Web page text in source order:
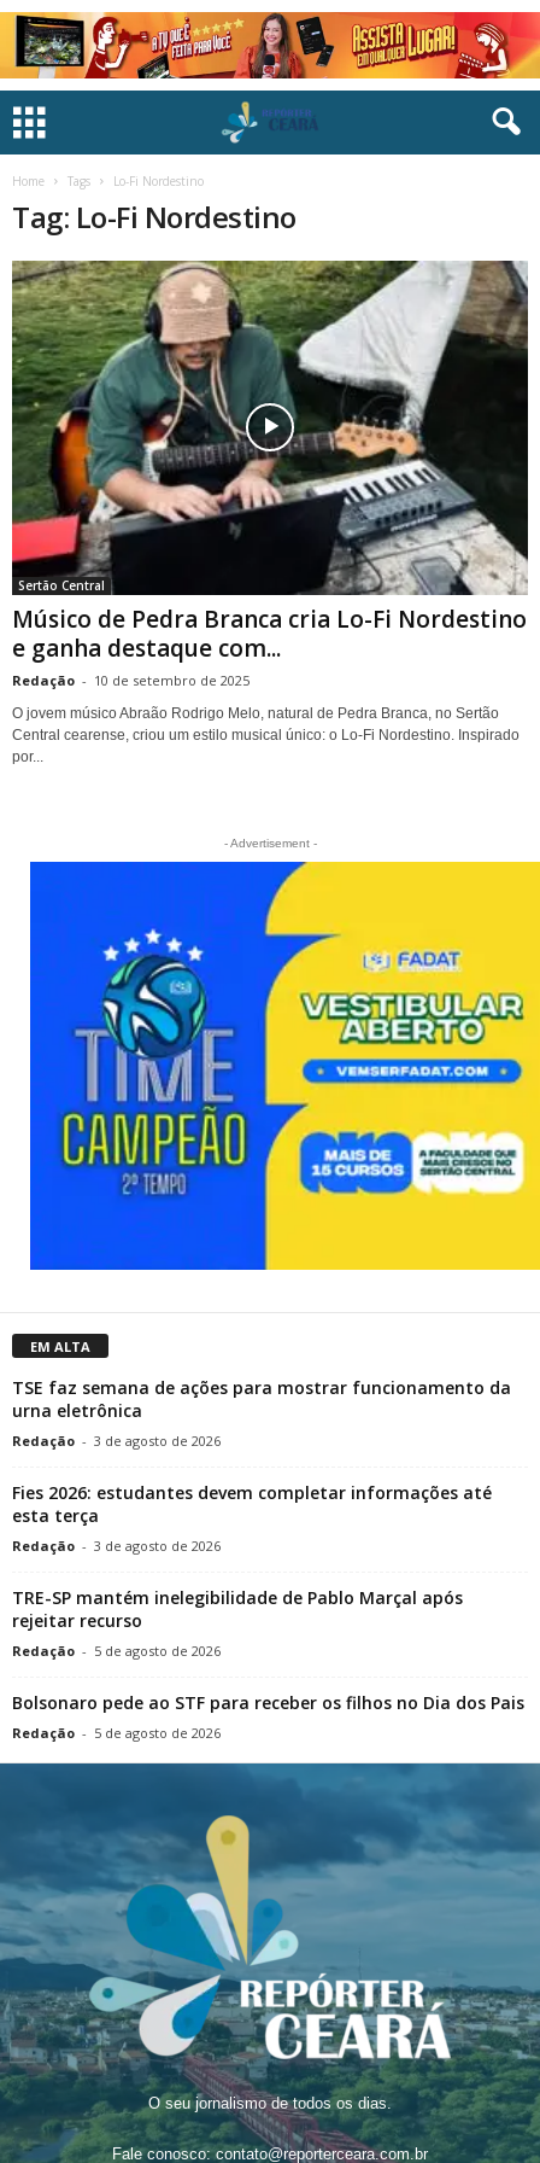
Home Tags Lo-Fi Nordestino
Tag: Lo-Fi Nordestino
Sertão Central
Músico de Pedra Branca cria Lo-Fi Nordestino
e ganha destaque com...
Redação - 10 de setembro de 2025
O jovem músico Abraão Rodrigo Melo, natural de Pedra Branca, no Sertão
Central cearense, criou um estilo musical único: o Lo-Fi Nordestino. Inspirado
por...
- Advertisement -
EM ALTA
TSE faz semana de ações para mostrar funcionamento da
urna eletrônica
Redação - 3 de agosto de 2026
Fies 2026: estudantes devem completar informações até
esta terça
Redação - 3 de agosto de 2026
TRE-SP mantém inelegibilidade de Pablo Marçal após
rejeitar recurso
Redação - 5 de agosto de 2026
Bolsonaro pede ao STF para receber os filhos no Dia dos Pais
Redação - 5 de agosto de 2026
O seu jornalismo de todos os dias.
Fale conosco: contato@reporterceara.com.br